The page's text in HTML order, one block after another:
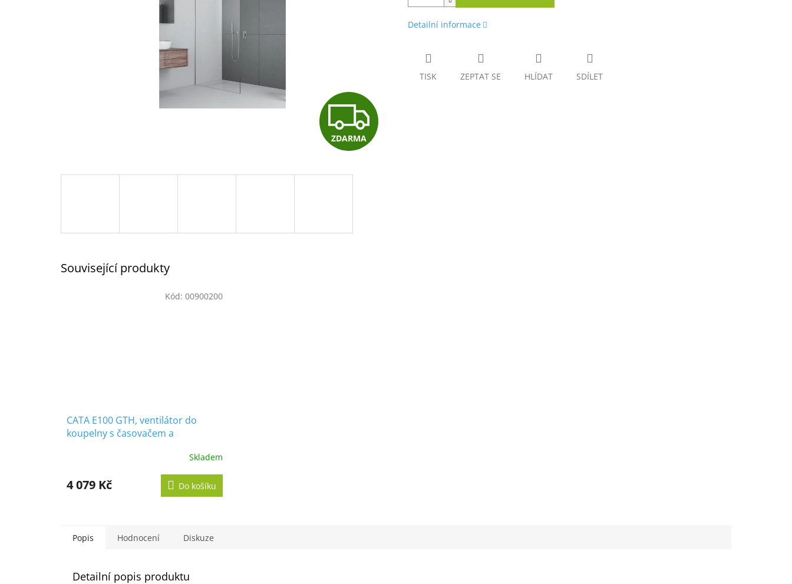
Z
D
ZDARMA
Detailní informace
TISK ZEPTAT SE HLÍDAT SDÍLET
Související produkty
CATA E100 GTH, ventilátor do
koupelny s časovačem a
produktu
je
hvězdiček.
Skladem
4 079 Kč Do košíku
Kód: 00900200
Popis Hodnocení Diskuze
Detailní popis produktu